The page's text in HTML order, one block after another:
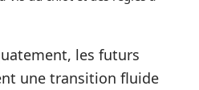
les futurs
une transition fluide